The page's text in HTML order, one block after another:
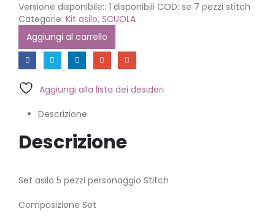
Versione disponibile:: 1 disponibili COD: se 7 pezzi stitch
Categorie: Kit asilo, SCUOLA
Aggiungi al carrello
Aggiungi alla lista dei desideri
Descrizione
Descrizione
Set asilo 5 pezzi personaggio Stitch
Composizione Set